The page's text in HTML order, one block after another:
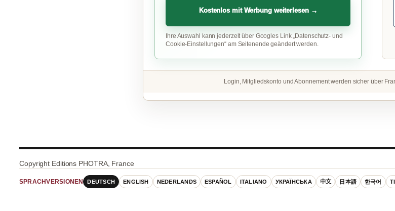
Kostenlos mit Werbung weiterlesen →
Ihre Auswahl kann jederzeit über Googles Link „Datenschutz- und
Cookie-Einstellungen“ am Seitenende geändert werden.
Login, Mitgliedskonto und Abonnement werden sicher über
Copyright Editions PHOTRA, France
SPRACHVERSIONEN DEUTSCH ENGLISH NEDERLANDS ESPAÑOL ITALIANO УКРАЇНСЬКА 中文 日本語 한국어